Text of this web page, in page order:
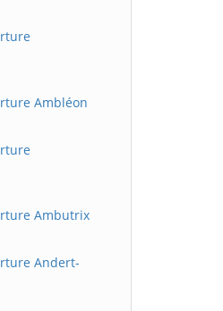
Ambléon
Ambutrix
Andert-